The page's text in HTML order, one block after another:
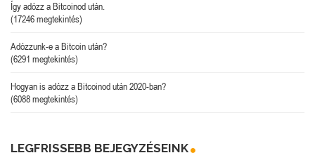
Így adózz a Bitcoinod után.
(17246 megtekintés)
Adózzunk-e a Bitcoin után?
(6291 megtekintés)
Hogyan is adózz a Bitcoinod után 2020-ban?
(6088 megtekintés)
LEGFRISSEBB BEJEGYZÉSEINK